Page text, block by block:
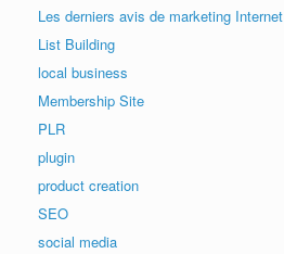
Les derniers avis de marketing Internet
List Building
local business
Membership Site
PLR
plugin
product creation
SEO
social media